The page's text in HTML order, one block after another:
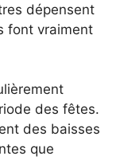
dépensent
font vraiment
des fêtes.
des baisses
que